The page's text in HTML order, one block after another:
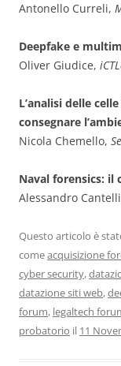
Antonello Curreli,
Deepfake e
Oliver Giudice,
L’analisi delle
consegnare
Nicola Chemello,
Naval forensics: il
Alessandro
Questo articolo è
comeacquisizione
cyber security,
datazione siti web,
forum, legaltech
probatorio il 11